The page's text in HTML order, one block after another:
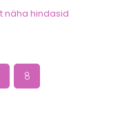
näha hindasid
8